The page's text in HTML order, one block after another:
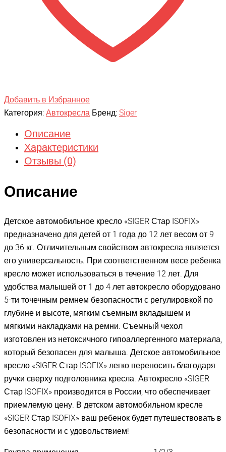
Добавить в Избранное
Категория: Автокресла Бренд: Siger
Описание
Характеристики
Отзывы (0)
Описание
Детское автомобильное кресло «SIGER Стар ISOFIX»
предназначено для детей от 1 года до 12 лет весом от 9
до 36 кг. Отличительным свойством автокресла является
его универсальность. При соответственном весе ребенка
кресло может использоваться в течение 12 лет. Для
удобства малышей от 1 до 4 лет автокресло оборудовано
5-ти точечным ремнем безопасности с регулировкой по
глубине и высоте, мягким съемным вкладышем и
мягкими накладками на ремни. Съемный чехол
изготовлен из нетоксичного гипоаллергенного материала,
который безопасен для малыша. Детское автомобильное
кресло «SIGER Стар ISOFIX» легко переносить благодаря
ручки сверху подголовника кресла. Автокресло «SIGER
Стар ISOFIX» производится в России, что обеспечивает
приемлемую цену. В детском автомобильном кресле
«SIGER Стар ISOFIX» ваш ребенок будет путешествовать в
безопасности и с удовольствием!